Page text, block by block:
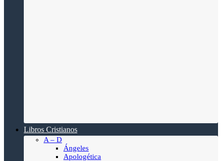
Libros Cristianos
A – D
Ángeles
Apologética